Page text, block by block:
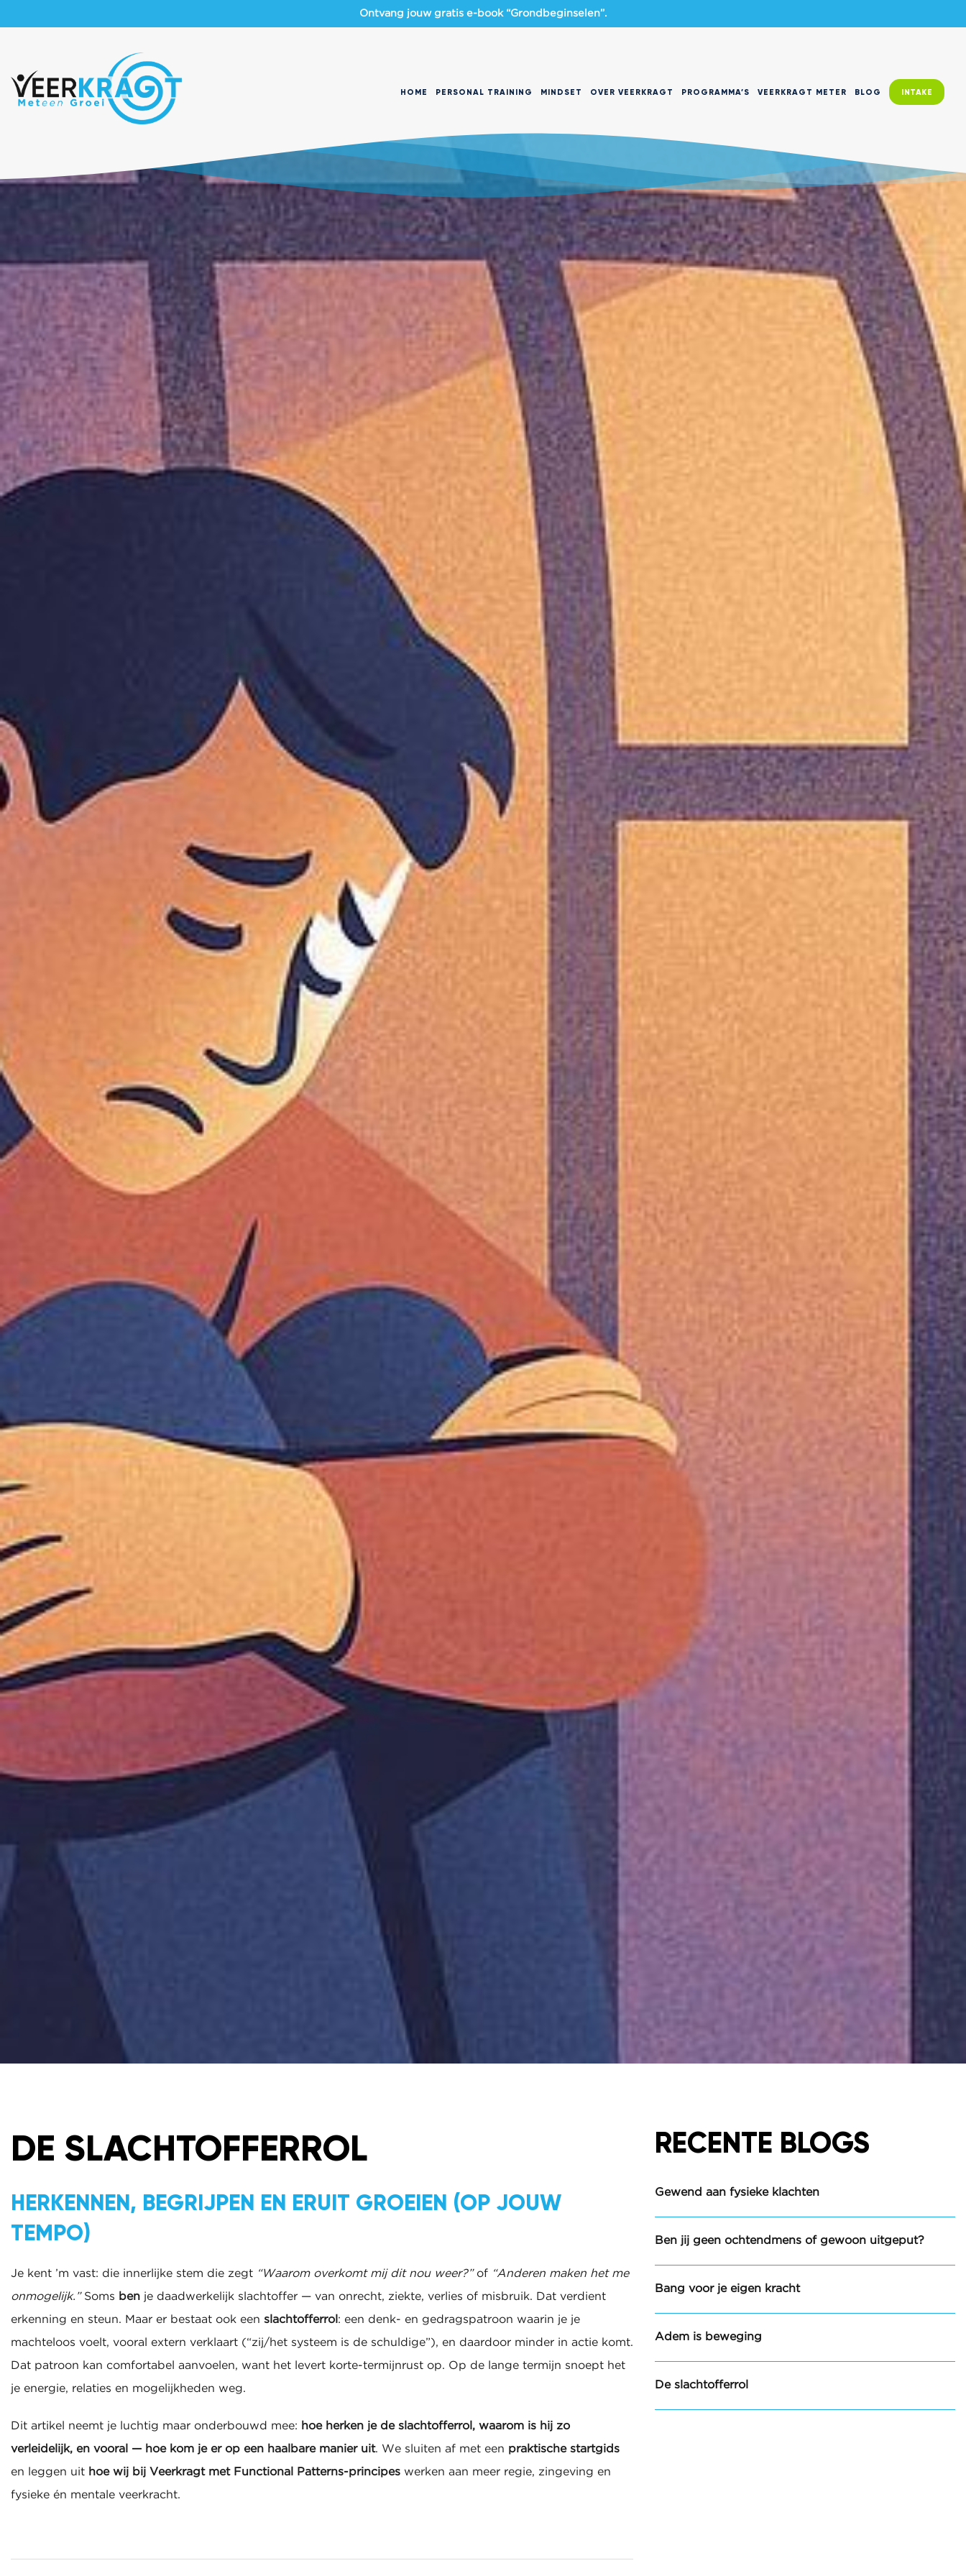
Ontvang jouw gratis e-book “Grondbeginselen”.
HOME PERSONAL TRAINING MINDSET OVER VEERKRAGT PROGRAMMA’S VEERKRAGT METER BLOG INTAKE
DE SLACHTOFFERROL
HERKENNEN, BEGRIJPEN EN ERUIT GROEIEN (OP JOUW
TEMPO)
Je kent ’m vast: die innerlijke stem die zegt “Waarom overkomt mij dit nou weer?”of “Anderen maken het me
onmogelijk.”Soms ben je daadwerkelijk slachtoffer — van onrecht, ziekte, verlies of misbruik. Dat verdient
erkenning en steun. Maar er bestaat ook een slachtofferrol : een denk- en gedragspatroon waarin je je
machteloos voelt, vooral extern verklaart (“zij/het systeem is de schuldige”), en daardoor minder in actie komt.
Dat patroon kan comfortabel aanvoelen, want het levert korte-termijnrust op. Op de lange termijn snoept het
je energie, relaties en mogelijkheden weg.
Dit artikel neemt je luchtig maar onderbouwd mee: hoe herken je de slachtofferrol, waarom is hij zo
verleidelijk, en vooral — hoe kom je er op een haalbare manier uit. We sluiten af met een praktische startgids
en leggen uit hoe wij bij Veerkragt met Functional Patterns-principes werken aan meer regie, zingeving en
fysieke én mentale veerkracht.
RECENTE BLOGS
Gewend aan fysieke klachten
Ben jij geen ochtendmens of gewoon uitgeput?
Bang voor je eigen kracht
Adem is beweging
De slachtofferrol